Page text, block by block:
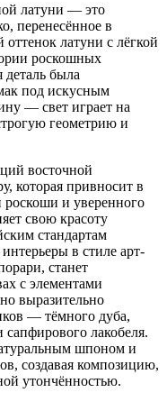
латуни — это
перенесённое в
латуни с лёгкой
роскошных
деталь была
под искусным
— свет играет на
геометрию и
восточной
которая привносит в
роскоши и уверенного
свою красоту
стандартам
в стиле арт-
станет
с элементами
выразительно
— тёмного дуба,
лакобеля.
шпоном и
создавая композицию,
утончённостью.